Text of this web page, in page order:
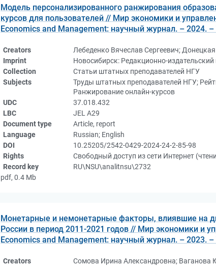
Модель персонализированного ранжирования
курсов для пользователей // Мир экономики и
Economics and Management: научный журнал. – 2024.
Creators
Лебеденко Вячеслав Сергеевич;
Imprint
Новосибирск: Редакционно-издательский
Collection
Статьи штатных преподавателей НГУ
Subjects
Труды штатных преподавателей НГУ;
Ранжирование онлайн-курсов
UDC
37.018.432
LBC
JEL А29
Document type
Article, report
Language
Russian; English
DOI
10.25205/2542-0429-2024-24-2-85-98
Rights
Свободный доступ из сети Интернет
Record key
RU\NSU\analitnsu\2732
pdf, 0.4 Mb
Монетарные и немонетарные факторы, влиявшие на
России в период 2011-2021 годов // Мир экономики и
Economics and Management: научный журнал. – 2023.
Creators
Сомова Ирина Александровна; Ваганова